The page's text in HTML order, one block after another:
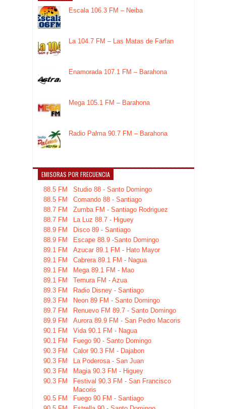
Escala 106.3 FM – Neiba
La 104.7 FM – Las Matas de Farfan
Enamorada 107.1 FM – Barahona
Mega 105.1 FM – Barahona
Radio Palma 90.7 FM – Barahona
EMISORAS POR FRECUENCIA
88.5 FM
Studio 88 - Santo Domingo
88.5 FM
Comando 88 - Santiago
88.7 FM
Zumba FM - Santiago Rodriguez
88.7 FM
La Luz 88.7 - Higuey
88.9 FM
Disco 89 - Santiago
88.9 FM
Escape 88.9 -Santo Domingo
89.1 FM
Azucar 89.1 FM - Hato Mayor
89.1 FM
Cabrera 89.1 FM - Nagua
89.1 FM
Mega 89.1 FM - Mao
89.1 FM
Ternura FM - Azua
89.3 FM
Radio Disney - Santiago
89.3 FM
Neon 89 FM - Santo Domingo
89.7 FM
Renuevo FM 89.7 - Santo Domingo
89.9 FM
Aurora 89.9 FM - San Pedro Macoris
90.1 FM
Vida 90.1 FM - Nagua
90.1 FM
Fuego 90 - Santo Domingo
90.3 FM
Calor 90.3 FM - Dajabon
90.3 FM
La Poderosa - San Juan
90.3 FM
Magia 90.3 FM - Higuey
90.3 FM
Festival 90.3 FM - San Francisco
Macoris
90.5 FM
Fuego 90 FM - Santiago